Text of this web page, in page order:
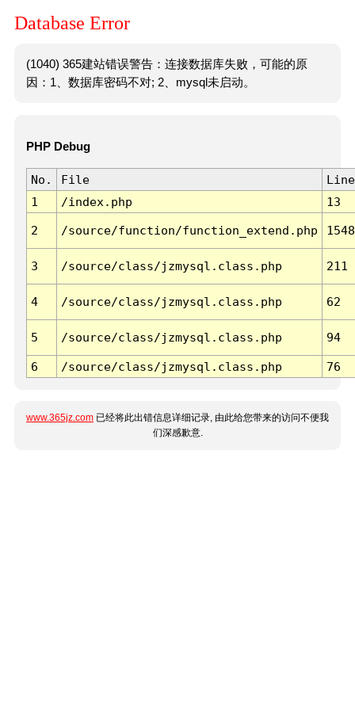
Database Error
(1040) 365建站错误警告：连接数据库失败，可能的原
因：1、数据库密码不对; 2、mysql未启动。
PHP Debug
No. File
Line
1
/index.php 13
2 /source/function/function_extend.php 1548
3 /source/class/jzmysql.class.php 211
4 /source/class/jzmysql.class.php 62
5 /source/class/jzmysql.class.php 94
6 /source/class/jzmysql.class.php 76
www.365jz.com 已经将此出错信息详细记录, 由此给您带来的访问不便我
们深感歉意.